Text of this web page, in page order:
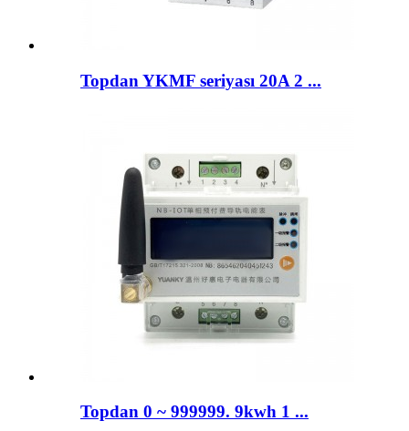
Topdan YKMF seriyası 20A 2 ...
Topdan 0 ~ 999999. 9kwh 1 ...